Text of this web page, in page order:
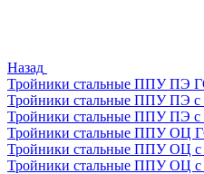
Назад
Тройники стальные ППУ ПЭ
Тройники стальные ППУ ПЭ
Тройники стальные ППУ ПЭ
Тройники стальные ППУ ОЦ
Тройники стальные ППУ ОЦ
Тройники стальные ППУ ОЦ